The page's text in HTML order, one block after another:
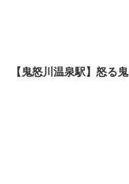
【鬼怒川温泉駅】怒る鬼